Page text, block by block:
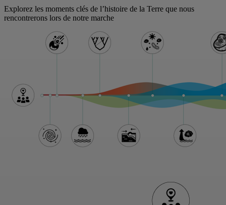
Explorez les moments clés de l’histoire de la Terre que nous
rencontrerons lors de notre marche